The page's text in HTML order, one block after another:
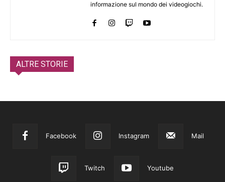
informazione sul mondo dei videogiochi.
ALTRE STORIE
Facebook Instagram Mail
Twitch Youtube